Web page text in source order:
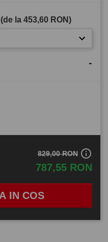
la 453,60 RON)
-
IN COS
787,55 RON
829,00 RON info_outline